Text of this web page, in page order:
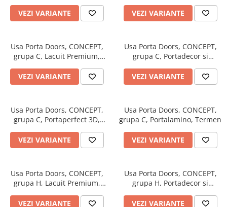
VEZI VARIANTE
VEZI VARIANTE
Usa Porta Doors, CONCEPT,
grupa C, Lacuit Premium,
VEZI VARIANTE
Usa Porta Doors, CONCEPT,
grupa C, Portadecor si
VEZI VARIANTE
Usa Porta Doors, CONCEPT,
grupa C, Portaperfect 3D,
VEZI VARIANTE
Usa Porta Doors, CONCEPT,
grupa C, Portalamino, Termen
VEZI VARIANTE
Usa Porta Doors, CONCEPT,
grupa H, Lacuit Premium,
VEZI VARIANTE
Usa Porta Doors, CONCEPT,
grupa H, Portadecor si
VEZI VARIANTE